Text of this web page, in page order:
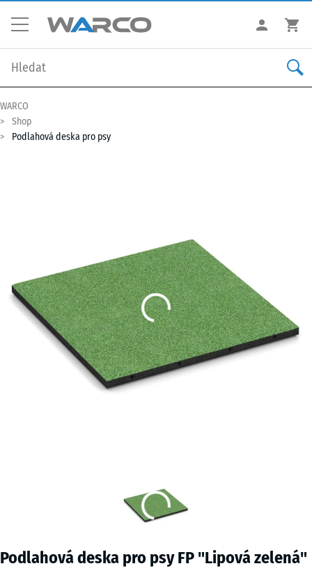
WARCO
Shop
Podlahová deska pro psy
Podlahová deska pro psy FP "Lipová zelená"